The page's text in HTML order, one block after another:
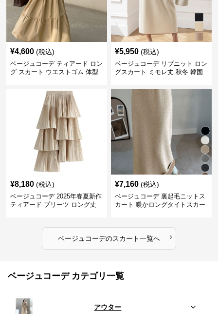
¥4,600 (税込)
ベージュコーデ ティアード ロン
グ スカート ウエストゴム 体型
¥5,950 (税込)
ベージュコーデ リブニット ロン
グスカート ミモレ丈 秋冬 韓国
¥8,180 (税込)
ベージュコーデ 2025年春夏新作
ティアード プリーツ ロング丈
¥7,160 (税込)
ベージュコーデ 裏起毛ニットス
カート 暖かロングタイトスカー
ベージュコーデのスカート一覧へ ›
ベージュコーデ カテゴリ一覧
アウター